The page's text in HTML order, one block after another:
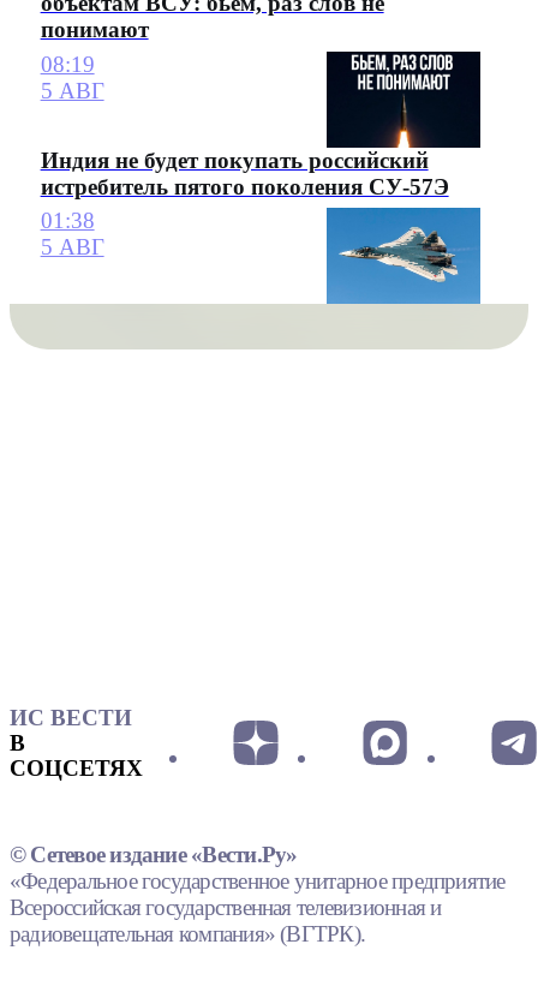
понимают
08:19
5 АВГ
Индия не будет покупать российский
истребитель пятого поколения СУ-57Э
01:38
5 АВГ
ИС ВЕСТИ
В
СОЦСЕТЯХ
© Сетевое издание «Вести.Ру»
«Федеральное государственное унитарное предприятие
Всероссийская государственная телевизионная и
радиовещательная компания» (ВГТРК).